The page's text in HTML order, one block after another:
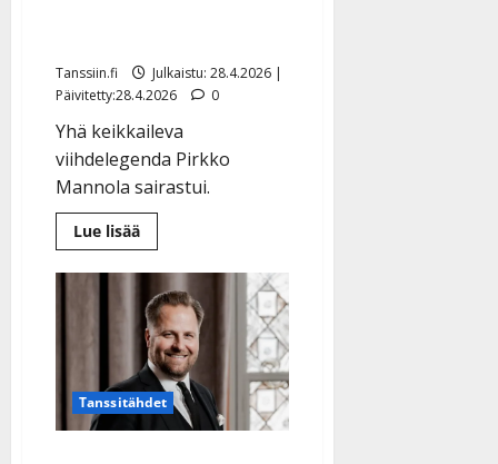
Tanssiin.fi
Julkaistu: 28.4.2026 |
Päivitetty:28.4.2026
0
Yhä keikkaileva
viihdelegenda Pirkko
Mannola sairastui.
Lue lisääLue
lisää
Pirkko
Mannola,
87:
ikävä
tartunta
Tanssitähdet